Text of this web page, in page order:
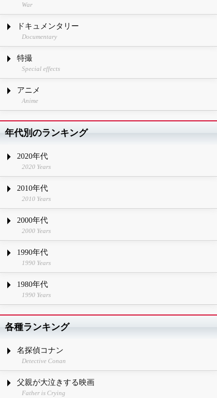
War
ドキュメンタリー
Documentary
特撮
Special effects
アニメ
Anime
年代別のランキング
2020年代
2020 Years
2010年代
2010 Years
2000年代
2000 Years
1990年代
1990 Years
1980年代
1990 Years
各種ランキング
名探偵コナン
Detective Conan
父親が大泣きする映画
Father is Crying